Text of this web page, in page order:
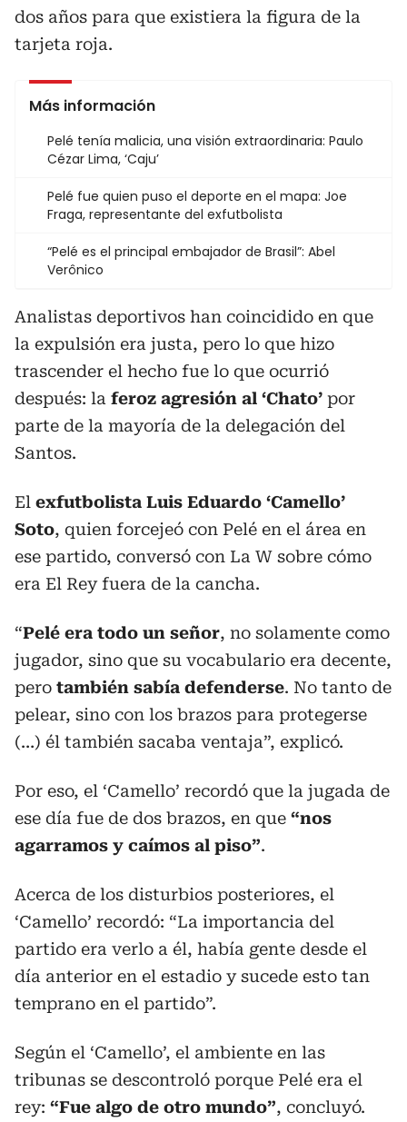
dos años para que existiera la figura de la
tarjeta roja.
Más información
Pelé tenía malicia, una visión extraordinaria: Paulo
Cézar Lima, ‘Caju’
Pelé fue quien puso el deporte en el mapa: Joe
Fraga, representante del exfutbolista
“Pelé es el principal embajador de Brasil”: Abel
Verônico
Analistas deportivos han coincidido en que
la expulsión era justa, pero lo que hizo
trascender el hecho fue lo que ocurrió
después: la feroz agresión al ‘Chato’ por
parte de la mayoría de la delegación del
Santos.
El exfutbolista Luis Eduardo ‘Camello’
Soto, quien forcejeó con Pelé en el área en
ese partido, conversó con La W sobre cómo
era El Rey fuera de la cancha.
“Pelé era todo un señor, no solamente como
jugador, sino que su vocabulario era decente,
pero también sabía defenderse. No tanto de
pelear, sino con los brazos para protegerse
(…) él también sacaba ventaja”, explicó.
Por eso, el ‘Camello’ recordó que la jugada de
ese día fue de dos brazos, en que “nos
agarramos y caímos al piso”.
Acerca de los disturbios posteriores, el
‘Camello’ recordó: “La importancia del
partido era verlo a él, había gente desde el
día anterior en el estadio y sucede esto tan
temprano en el partido”.
Según el ‘Camello’, el ambiente en las
tribunas se descontroló porque Pelé era el
rey: “Fue algo de otro mundo”, concluyó.